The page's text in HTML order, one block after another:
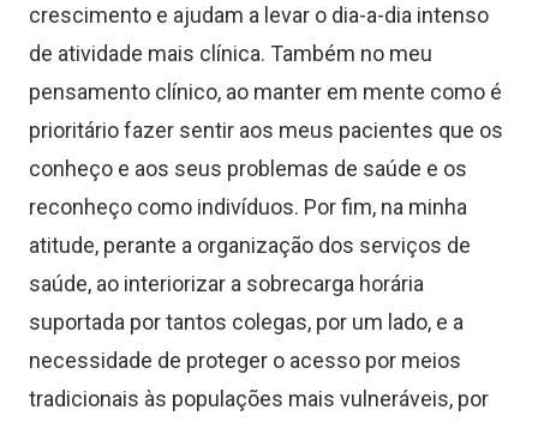
crescimento e ajudam a levar o dia-a-dia intenso
de atividade mais clínica. Também no meu
pensamento clínico, ao manter em mente como é
prioritário fazer sentir aos meus pacientes que os
conheço e aos seus problemas de saúde e os
reconheço como indivíduos. Por fim, na minha
atitude, perante a organização dos serviços de
saúde, ao interiorizar a sobrecarga horária
suportada por tantos colegas, por um lado, e a
necessidade de proteger o acesso por meios
tradicionais às populações mais vulneráveis, por